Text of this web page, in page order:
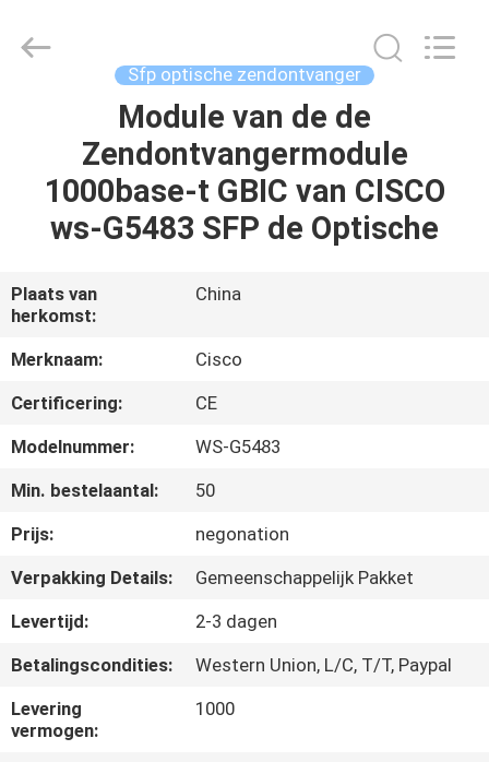
PRODUCTEN
OVER
ONS
FABRIEKSTOCHT
KWALITEITSCONTROLE
NEEM
CONTACT
ONS
OP
Ltd..
Sfp optische zendontvanger
Module van de de
Zendontvangermodule
1000base-t GBIC van CISCO
ws-G5483 SFP de Optische
Plaats van
herkomst:
China
Merknaam:
Cisco
Certificering:
CE
Modelnummer:
WS-G5483
Min. bestelaantal:
50
Prijs:
negonation
Verpakking Details:
Gemeenschappelijk Pakket
Levertijd:
2-3 dagen
Betalingscondities:
Western Union, L/C, T/T, Paypal
Levering
vermogen:
1000